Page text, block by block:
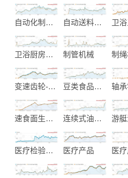
自动化制程设备 自动送料机及自动化送料设备
卫浴厨房及生活起居用品 制管机械
变速齿轮-机械齿轮 豆类食品机械 轴
速食面生产线设备 连续式油炸机 游
医疗检验试剂 医疗产品